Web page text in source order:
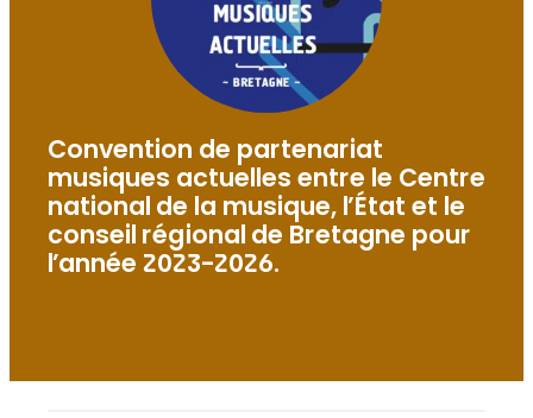
Convention de partenariat
musiques actuelles entre le Centre
national de la musique, l’État et le
conseil régional de Bretagne pour
l’année 2023-2026.